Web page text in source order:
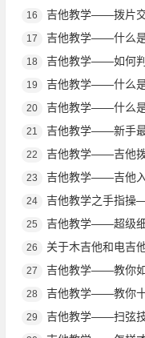
16 吉他教学——拨片
17 吉他教学——什么是
18 吉他教学——如何判
19 吉他教学——什么是
20 吉他教学——什么是
21 吉他教学——新手
22 吉他教学——吉他拨
23 吉他教学——吉他
24 吉他教学之手指操
25 吉他教学——超级
26 关于木吉他和电吉
27 吉他教学——教你如
28 吉他教学——教你
29 吉他教学——扫弦